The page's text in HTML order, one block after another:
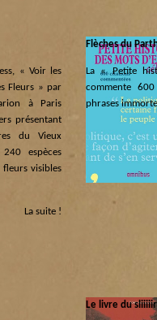
« Voir les
Fleurs » par
à Paris
présentant
du Vieux
espèces
fleurs visibles
La suite !
Flèches du
La « Petite
commente
phrases
Catégorie :
Libri|Rigolo
Le livre du